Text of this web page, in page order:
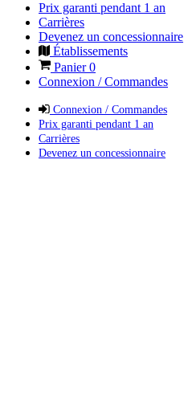
Prix garanti pendant 1 an
Carrières
Devenez un concessionnaire
Établissements
Panier0
Connexion / Commandes
Connexion / Commandes
Prix garanti pendant 1 an
Carrières
Devenez un concessionnaire